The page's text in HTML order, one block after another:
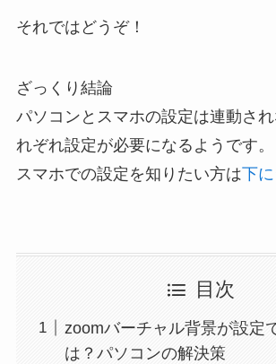
それではどうぞ！
ざっくり結論
パソコンとスマホの設定は連動さ
れぞれ設定が必要になるようです。
スマホでの設定を知りたい方は下に
目次
zoomバーチャル背景が設定
は？パソコンの解決策